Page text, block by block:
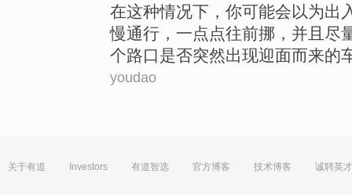
在这种情况下 ， 你可能会以为出
慢通行，一点点往前挪， 并且 尽
个路口是否突然出现迎面而来的
youdao
关于有道 Investors 有道智选 官方博客 技术博客 诚聘英才